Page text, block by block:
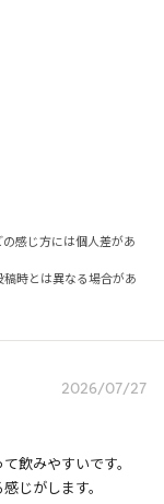
感じ方には個人差があ
時とは異なる場合があ
2026/07/27
飲みやすいです。
じがします。